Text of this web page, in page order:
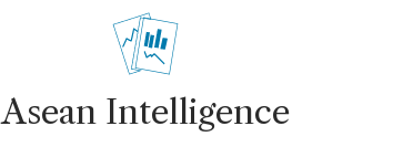
Asean Intelligence